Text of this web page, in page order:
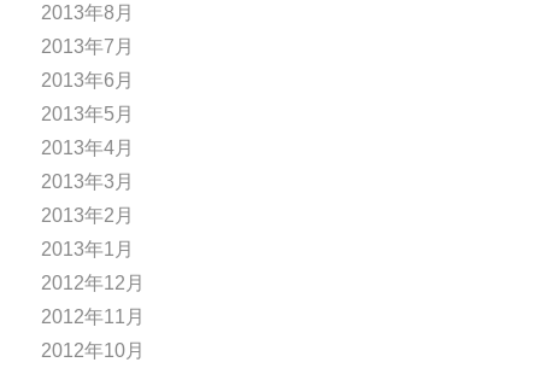
2013年8月
2013年7月
2013年6月
2013年5月
2013年4月
2013年3月
2013年2月
2013年1月
2012年12月
2012年11月
2012年10月